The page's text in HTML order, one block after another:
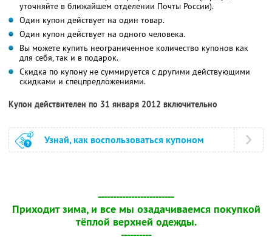
уточняйте в ближайшем отделении Почты России).
Один купон действует на один товар.
Один купон действует на одного человека.
Вы можете купить неограниченное количество купонов как
для себя, так и в подарок.
Скидка по купону не суммируется с другими действующими
скидками и спецпредложениями.
Купон действителен по 31 января 2012 включительно
Узнай, как воспользоваться купоном
-------------------------
Приходит зима, и все мы озадачиваемся покупкой
тёплой верхней одежды.
----------